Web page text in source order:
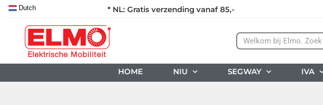
* NL: Gratis verzending vanaf 85,-
Dutch
HOME NIU SEGWAY IVA